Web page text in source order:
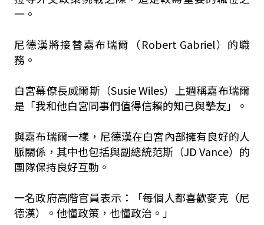
一。
尼德漢將接替嘉布瑞爾（Robert Gabriel）的職
務。
白宮幕僚長威爾斯（Susie Wiles）上週稱嘉布瑞爾
是「我和他白宮同事們值得信賴的知己與摯友」。
與嘉布瑞爾一樣，尼德漢在白宮內部擁有良好的人
脈關係，其中也包括與副總統范斯（JD Vance）的
團隊保持良好互動。
一名政府高階官員表示：「每個人都喜歡麥克（尼
德漢）。他懂政策，也懂政治。」